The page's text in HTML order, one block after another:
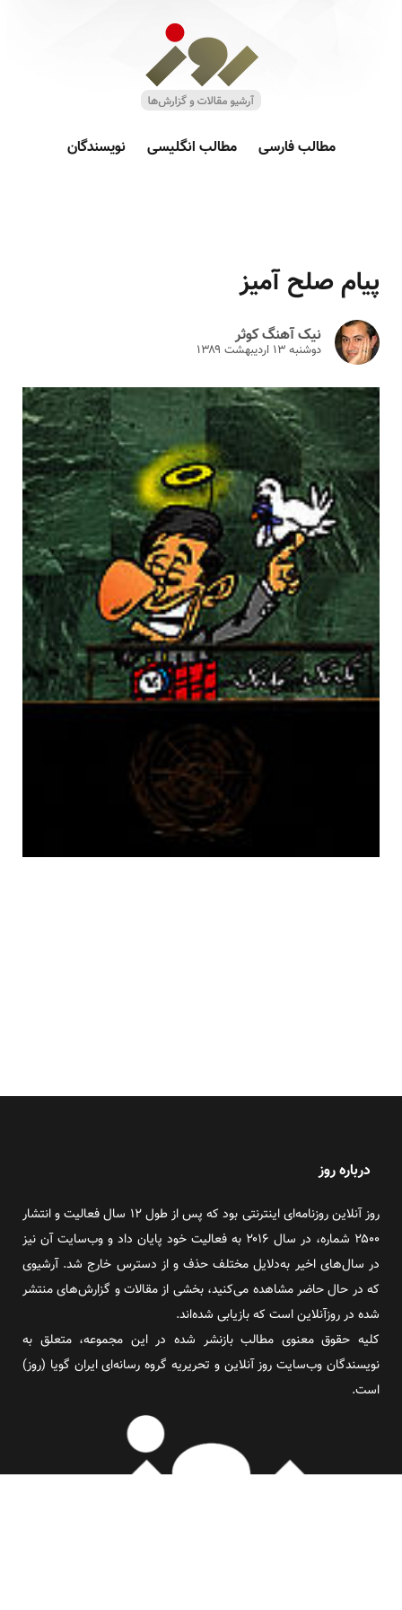
مطالب فارسی مطالب انگلیسی نویسندگان
پیام صلح آمیز
نیک آهنگ کوثر
دوشنبه ۱۳ ارديبهشت ۱۳۸۹
درباره روز
روز آنلاین روزنامه‌ای اینترنتی بود که پس از طول ۱۲ سال فعالیت و انتشار
۲۵۰۰ شماره، در سال ۲۰۱۶ به فعالیت خود پایان داد و وب‌سایت آن نیز
در سال‌های اخیر به‌دلایل مختلف حذف و از دسترس خارج شد. آرشیوی
که در حال حاضر مشاهده می‌کنید، بخشی از مقالات و گزارش‌های منتشر
شده در روزآنلاین است که بازیابی شده‌اند.
کلیه حقوق معنوی مطالب بازنشر شده در این مجموعه، متعلق به
نویسندگان وب‌سایت روز آنلاین و تحریریه گروه رسانه‌ای ایران گویا (روز)
است.